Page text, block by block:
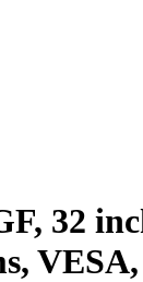
32